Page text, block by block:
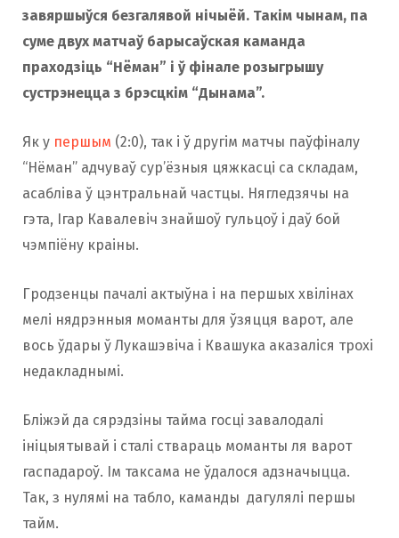
завяршыўся безгалявой нічыёй. Такім чынам, па
суме двух матчаў барысаўская каманда
праходзіць “Нёман” і ў фінале розыгрышу
сустрэнецца з брэсцкім “Дынама”.
Як у першым (2:0), так і ў другім матчы паўфіналу
“Нёман” адчуваў сур’ёзныя цяжкасці са складам,
асабліва ў цэнтральнай частцы. Нягледзячы на
гэта, Ігар Кавалевіч знайшоў гульцоў і даў бой
чэмпіёну краіны.
Гродзенцы пачалі актыўна і на першых хвілінах
мелі нядрэнныя моманты для ўзяцця варот, але
вось ўдары ў Лукашэвіча і Квашука аказаліся трохі
недакладнымі.
Бліжэй да сярэдзіны тайма госці завалодалі
ініцыятывай і сталі ствараць моманты ля варот
гаспадароў. Ім таксама не ўдалося адзначыцца.
Так, з нулямі на табло, каманды дагулялі першы
тайм.